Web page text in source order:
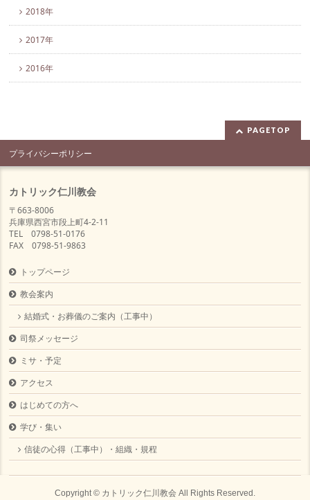
2018年
2017年
2016年
PAGETOP
プライバシーポリシー
カトリック仁川教会
〒663-8006
兵庫県西宮市段上町4-2-11
TEL 0798-51-0176
FAX 0798-51-9863
トップページ
教会案内
結婚式・お葬儀のご案内（工事中）
司祭メッセージ
ミサ・予定
アクセス
はじめての方へ
学び・集い
信徒の心得（工事中）・組織・規程
Copyright © カトリック仁川教会All Rights Reserved.